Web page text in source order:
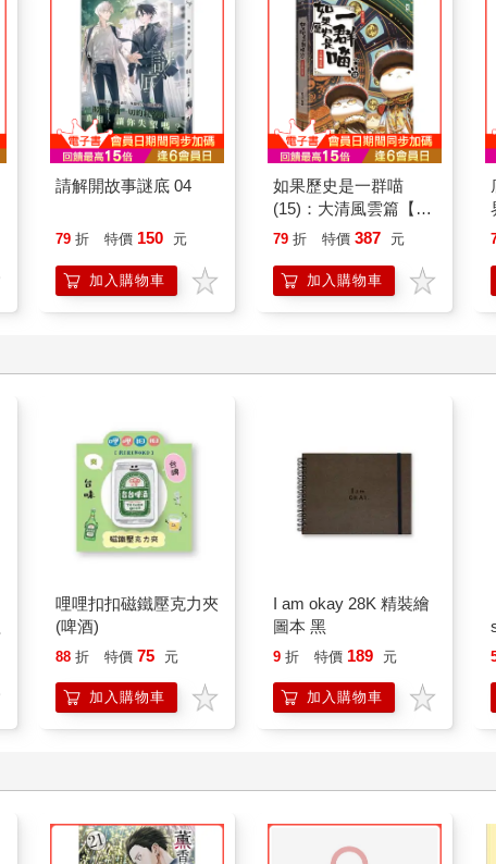
請解開故事謎底 04
79 折 特價 150 元
加入購物車
如果歷史是一群喵
(15)：大清風雲篇【萌
貓漫畫學歷史】
79 折 特價 387 元
加入購物車
哩哩扣扣磁鐵壓克力夾
(啤酒)
88 折 特價 75 元
加入購物車
I am okay 28K 精裝繪
圖本 黑
9 折 特價 189 元
加入購物車